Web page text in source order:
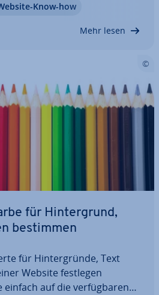
erfassbar zu machen.
Know-how
Mehr lesen
für Hin­ter­grund,
bestimmen
für Hin­ter­grün­de, Text
Website festlegen
einfach auf die ver­füg­ba­ren